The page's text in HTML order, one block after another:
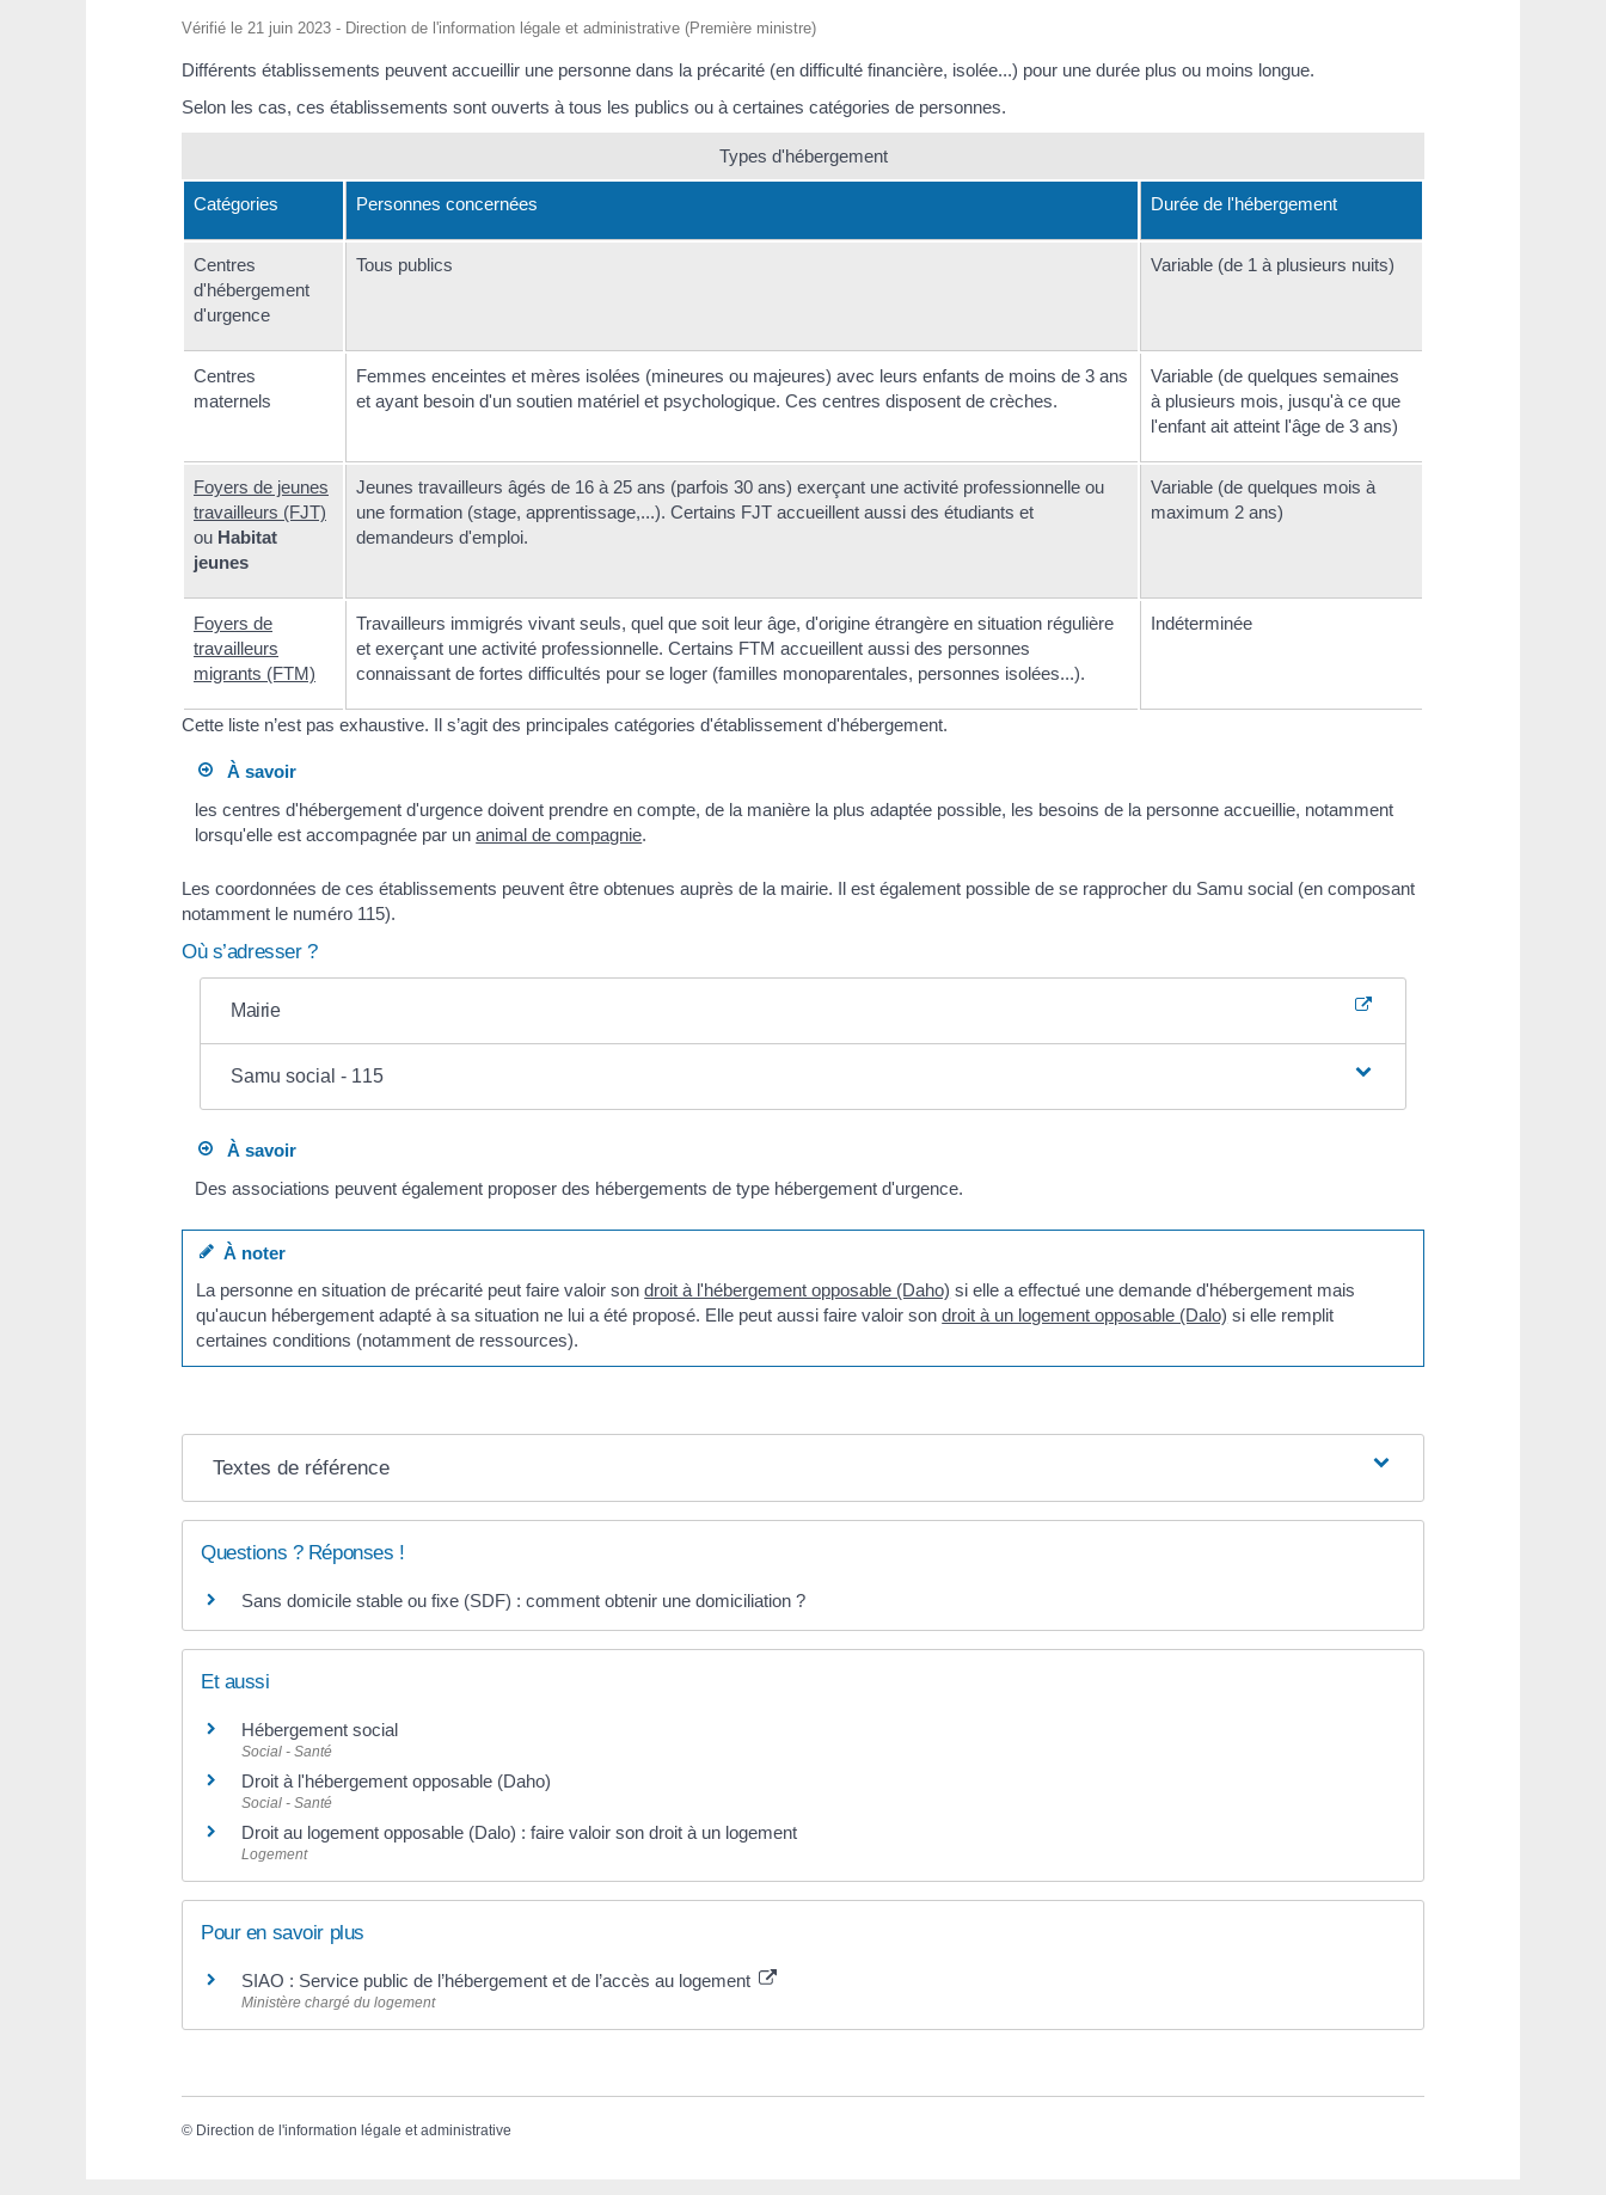
Vérifié le 21 juin 2023 - Direction de l'information légale et administrative (Première ministre)
Différents établissements peuvent accueillir une personne dans la précarité (en difficulté financière, isolée...) pour une durée plus ou moins longue.
Selon les cas, ces établissements sont ouverts à tous les publics ou à certaines catégories de personnes.
Types d'hébergement
Catégories Personnes concernées Durée de l'hébergement
Centres
d'hébergement
d'urgence
Tous publics Variable (de 1 à plusieurs nuits)
Centres
maternels
Femmes enceintes et mères isolées (mineures ou majeures) avec leurs enfants de moins de 3 ans
et ayant besoin d'un soutien matériel et psychologique. Ces centres disposent de crèches.
Variable (de quelques semaines
à plusieurs mois, jusqu'à ce que
l'enfant ait atteint l'âge de 3 ans)
Foyers de jeunes
travailleurs (FJT)
ou Habitat
jeunes
Jeunes travailleurs âgés de 16 à 25 ans (parfois 30 ans) exerçant une activité professionnelle ou
une formation (stage, apprentissage,...). Certains FJT accueillent aussi des étudiants et
demandeurs d'emploi.
Variable (de quelques mois à
maximum 2 ans)
Foyers de
travailleurs
migrants (FTM)
Travailleurs immigrés vivant seuls, quel que soit leur âge, d'origine étrangère en situation régulière
et exerçant une activité professionnelle. Certains FTM accueillent aussi des personnes
connaissant de fortes difficultés pour se loger (familles monoparentales, personnes isolées...).
Indéterminée
Cette liste n’est pas exhaustive. Il s’agit des principales catégories d'établissement d'hébergement.
À savoir
les centres d'hébergement d'urgence doivent prendre en compte, de la manière la plus adaptée possible, les besoins de la personne accueillie, notamment
lorsqu'elle est accompagnée par unanimal de compagnie.
Les coordonnées de ces établissements peuvent être obtenues auprès de la mairie. Il est également possible de se rapprocher du Samu social (en composant
notamment le numéro 115).
Où s’adresser ?
Mairie
Samu social - 115
À savoir
Des associations peuvent également proposer des hébergements de type hébergement d'urgence.
À noter
La personne en situation de précarité peut faire valoir sondroit à l'hébergement opposable (Daho) si elle a effectué une demande d'hébergement mais
qu'aucun hébergement adapté à sa situation ne lui a été proposé. Elle peut aussi faire valoir sondroit à un logement opposable (Dalo) si elle remplit
certaines conditions (notamment de ressources).
Textes de référence
Questions ? Réponses !
Sans domicile stable ou fixe (SDF) : comment obtenir une domiciliation ?
Et aussi
Hébergement social
Social - Santé
Droit à l'hébergement opposable (Daho)
Social - Santé
Droit au logement opposable (Dalo) : faire valoir son droit à un logement
Logement
Pour en savoir plus
SIAO : Service public de l’hébergement et de l’accès au logement
Ministère chargé du logement
© Direction de l'information légale et administrative